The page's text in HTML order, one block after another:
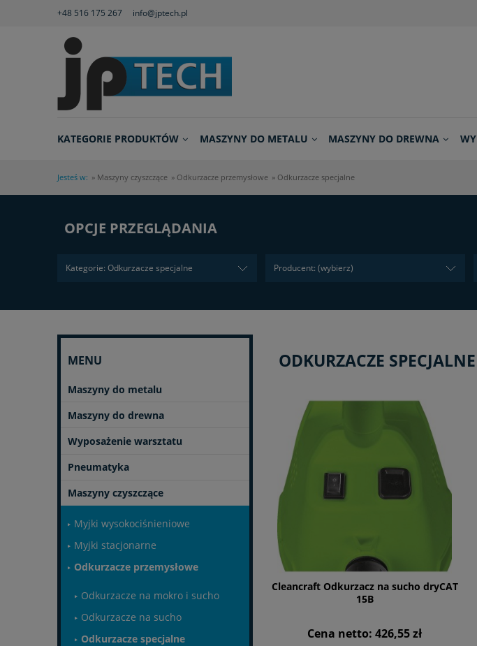
+48 516 175 267 info@jptech.pl
KATEGORIE PRODUKTÓW MASZYNY DO METALU MASZYNY DO DREWNA
Jesteś w: » Maszyny czyszczące » Odkurzacze przemysłowe » Odkurzacze specjalne
OPCJE PRZEGLĄDANIA
Kategorie: Odkurzacze specjalne Producent: (wybierz)
MENU
Maszyny do metalu
Maszyny do drewna
Wyposażenie warsztatu
Pneumatyka
Maszyny czyszczące
Myjki wysokociśnieniowe
Myjki stacjonarne
Odkurzacze przemysłowe
Odkurzacze na mokro i sucho
Odkurzacze na sucho
Odkurzacze specjalne
ODKURZACZE SPECJALNE
Cleancraft Odkurzacz na sucho dryCAT
15B
Cena netto: 426,55 zł